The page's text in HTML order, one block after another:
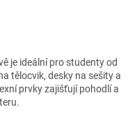
je ideální pro studenty od
tělocvik, desky na sešity a
prvky zajišťují pohodlí a